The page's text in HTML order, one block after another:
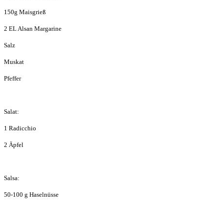
150g Maisgrieß
2 EL Alsan Margarine
Salz
Muskat
Pfeffer
Salat:
1 Radicchio
2 Äpfel
Salsa:
50-100 g Haselnüsse